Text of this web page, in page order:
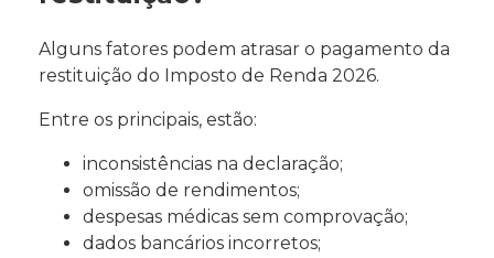
Alguns fatores podem atrasar o pagamento da
restituição do Imposto de Renda 2026.
Entre os principais, estão:
inconsistências na declaração;
omissão de rendimentos;
despesas médicas sem comprovação;
dados bancários incorretos;